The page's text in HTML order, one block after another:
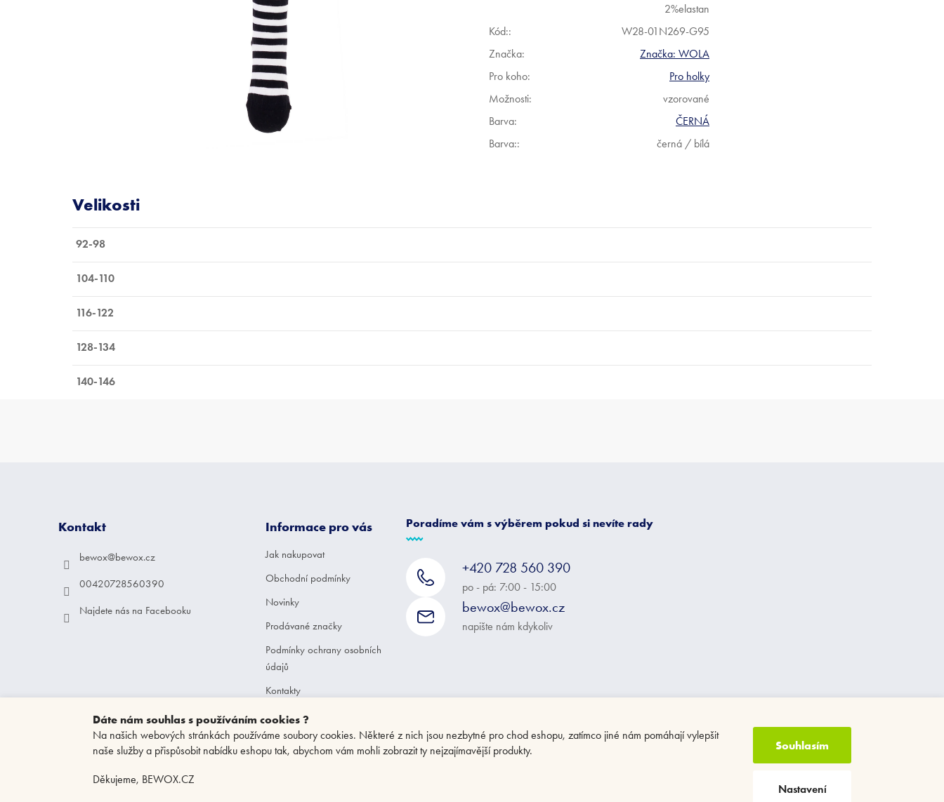
Dáte nám souhlas s používáním cookies ?
Na našich webových stránkách používáme soubory cookies. Některé z nich jsou nezbytné pro chod eshopu, zatímco jiné nám pomáhají vylepšit
naše služby a přispůsobit nabídku eshopu tak, abychom vám mohli zobrazit ty nejzajímavější produkty.
Děkujeme, BEWOX.CZ
Souhlasím
Nastavení
2%elastan
Kód::
W28-01N269-G95
Značka:
Značka: WOLA
Pro koho:
Pro holky
Možnosti:
vzorované
Barva:
ČERNÁ
Barva:: černá / bílá
92-98
104-110
116-122
128-134
140-146
Kontakt
bewox@bewox.cz
00420728560390
Najdete nás na Facebooku
Informace pro vás
Jak nakupovat
Obchodní podmínky
Novinky
Prodávané značky
Podmínky ochrany osobních
údajů
Kontakty
Poradíme vám s výběrem pokud si nevíte rady
+420 728 560 390
po - pá: 7:00 - 15:00
bewox@bewox.cz
napište nám kdykoliv